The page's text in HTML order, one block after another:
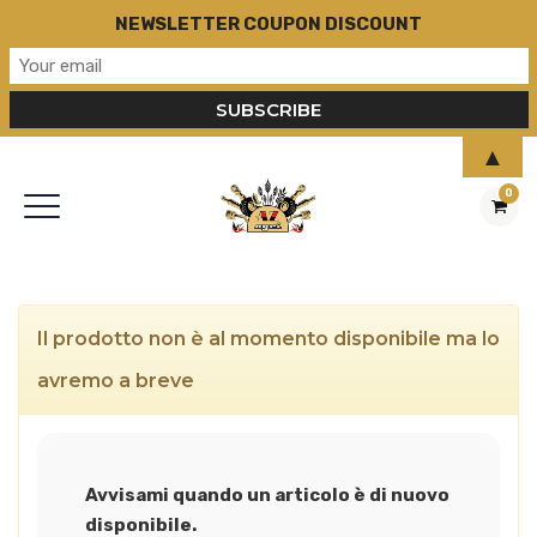
0
Il prodotto non è al momento disponibile ma lo
avremo a breve
Avvisami quando un articolo è di nuovo
disponibile.
NEWSLETTER COUPON DISCOUNT
▲